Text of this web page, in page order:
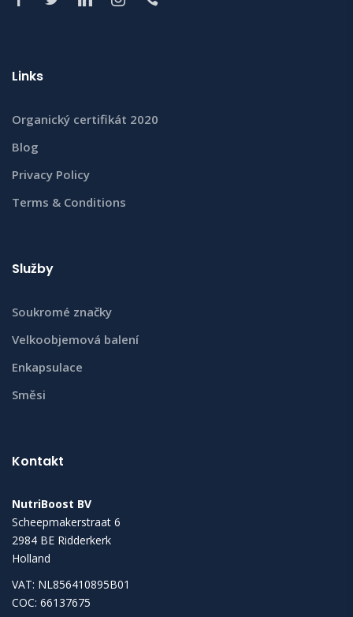
Links
Organický certifikát 2020
Blog
Privacy Policy
Terms & Conditions
Služby
Soukromé značky
Velkoobjemová balení
Enkapsulace
Směsi
Kontakt
NutriBoost BV
Scheepmakerstraat 6
2984 BE Ridderkerk
Holland
VAT: NL856410895B01
COC: 66137675